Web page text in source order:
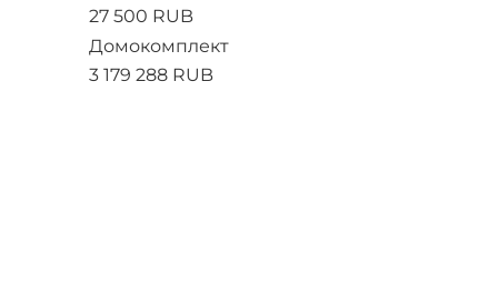
27 500 RUB
Домокомплект
3 179 288 RUB